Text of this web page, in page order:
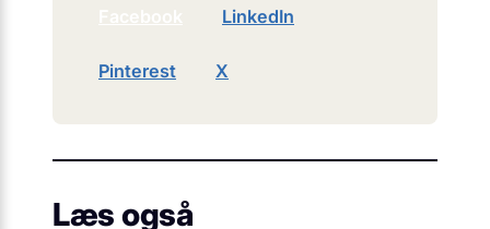
LinkedIn
Pinterest X
Læs også